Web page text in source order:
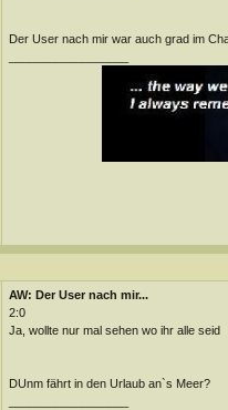
Der User nach mir war auch grad im
AW: Der User nach mir...
2:0
Ja, wollte nur mal sehen wo ihr alle seid
DUnm fährt in den Urlaub an`s Meer?